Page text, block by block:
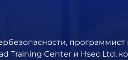
программист
Training Center и Hsec Ltd,